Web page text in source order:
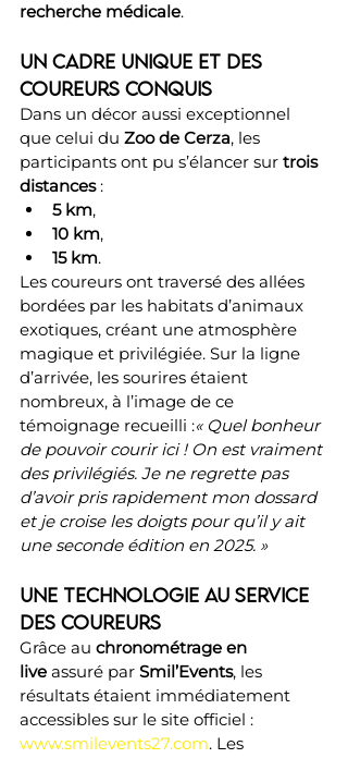
recherche médicale.
Un cadre unique et des
coureurs conquis
Dans un décor aussi exceptionnel
que celui du Zoo de Cerza, les
participants ont pu s’élancer sur trois
distances :
5 km,
10 km,
15 km.
Les coureurs ont traversé des allées
bordées par les habitats d’animaux
exotiques, créant une atmosphère
magique et privilégiée. Sur la ligne
d’arrivée, les sourires étaient
nombreux, à l’image de ce
témoignage recueilli :« Quel bonheur
de pouvoir courir ici ! On est vraiment
des privilégiés. Je ne regrette pas
d’avoir pris rapidement mon dossard
et je croise les doigts pour qu’il y ait
une seconde édition en 2025. »
Une technologie au service
des coureurs
Grâce au chronométrage en
live assuré par Smil’Events, les
résultats étaient immédiatement
accessibles sur le site officiel :
www.smilevents27.com. Les